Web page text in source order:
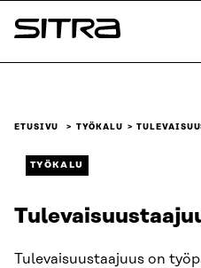
Siirry
suoraan
Sitra
ETUSIVU TYÖKALU
TYÖKALU
Tulevaisuustaajuus on